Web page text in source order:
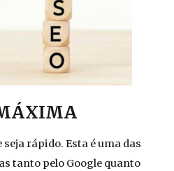
seja rápido. Esta é uma das
tanto pelo Google quanto